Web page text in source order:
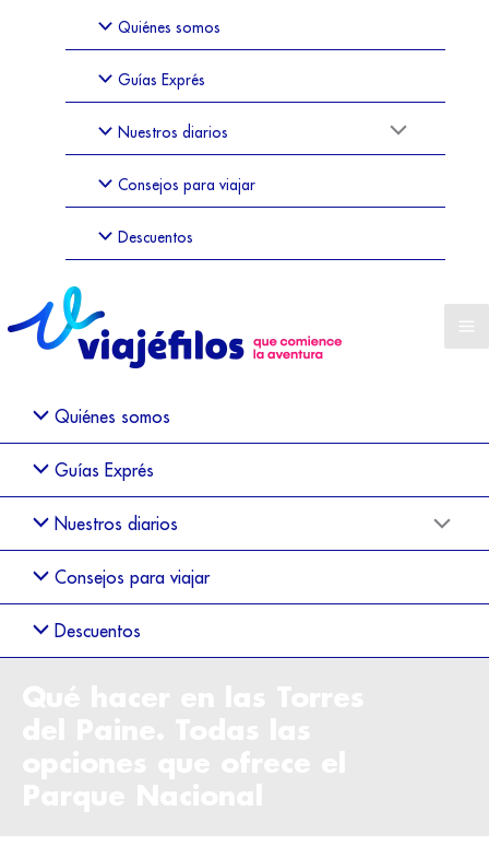
Quiénes somos
Guías Exprés
Nuestros diarios
Consejos para viajar
Descuentos
Quiénes somos
Guías Exprés
Nuestros diarios
Consejos para viajar
Descuentos